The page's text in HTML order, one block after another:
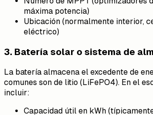
máxima potencia)
Ubicación (normalmente interior,
eléctrico)
3. Batería solar o sistema de
La batería almacena el excedente de
comunes son de litio (LiFePO4). En el
incluir:
Capacidad útil en kWh